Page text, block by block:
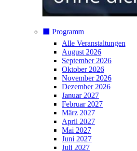
⬛️ Programm
Alle Veranstaltungen
August 2026
September 2026
Oktober 2026
November 2026
Dezember 2026
Januar 2027
Februar 2027
März 2027
April 2027
Mai 2027
Juni 2027
Juli 2027